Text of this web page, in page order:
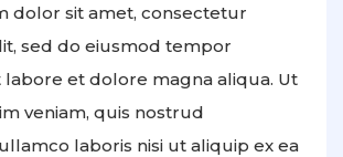
dolor sit amet, consectetur
sed do eiusmod tempor
et dolore magna aliqua. Ut
veniam, quis nostrud
laboris nisi ut aliquip ex ea